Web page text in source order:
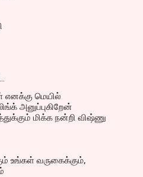
எனக்கு மெயில்
அனுப்புகிறேன்
மிக்க நன்றி விஷ்ணு
உங்கள் வருகைக்கும்,